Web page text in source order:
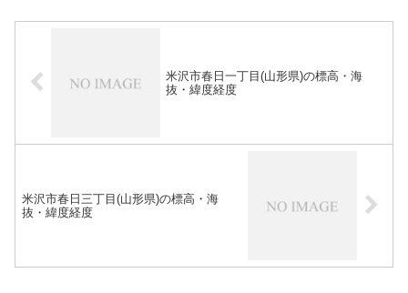
米沢市春日一丁目(山形県)の標高・海
抜・緯度経度
米沢市春日三丁目(山形県)の標高・海
抜・緯度経度